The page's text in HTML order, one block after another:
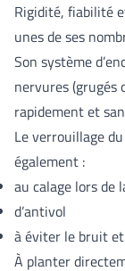
Rigidité, fiabilité
unes de ses
Son système
nervures (grugés
rapidement et
Le verrouillage
également :
au calage lors de
d’antivol
à éviter le bruit
À planter